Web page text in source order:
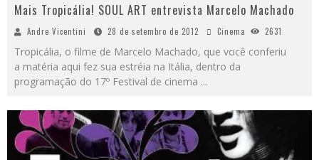
Mais Tropicália! SOUL ART entrevista Marcelo Machado
Andre Vicentini 28 de setembro de 2012 Cinema 2631
Tropicália, o filme de Marcelo Machado, que você conferiu
a matéria aqui fez sua estréia na Itália, dentro da
programação do 17º Festival de cinema ...